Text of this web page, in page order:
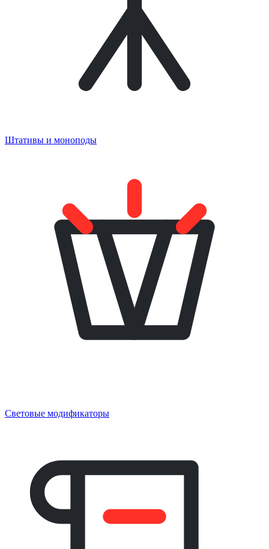
Штативы и моноподы
Световые модификаторы